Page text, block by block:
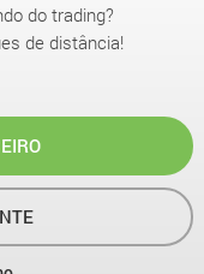
do trading?
de distância!